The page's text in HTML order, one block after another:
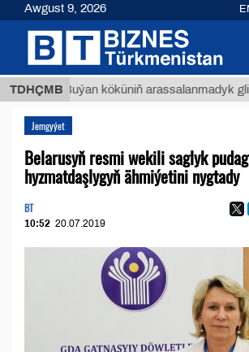
TDHÇMB
Buýan köküniň arassalanmadyk glisirrizin
Jemgyýet
Belarusyň resmi wekili saglyk
hyzmatdaşlygyň ähmiýetini nygtady
BT
10:52 20.07.2019
Awgust 9, 2026